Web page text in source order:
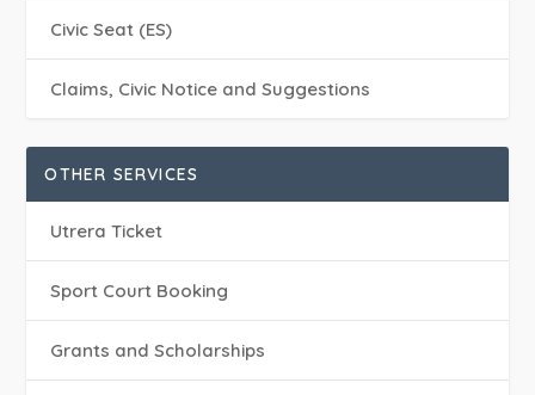
Civic Seat (ES)
Claims, Civic Notice and Suggestions
OTHER SERVICES
Utrera Ticket
Sport Court Booking
Grants and Scholarships